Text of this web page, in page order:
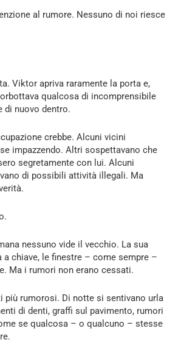
al rumore. Nessuno di noi riesce
Viktor apriva raramente la porta e,
qualcosa di incomprensibile
di nuovo dentro.
crebbe. Alcuni vicini
impazzendo. Altri sospettavano che
segretamente con lui. Alcuni
di possibili attività illegali. Ma
nessuno vide il vecchio. La sua
a chiave, le finestre – come sempre –
Ma i rumori non erano cessati.
più rumorosi. Di notte si sentivano urla
di denti, graffi sul pavimento, rumori
se qualcosa – o qualcuno – stesse